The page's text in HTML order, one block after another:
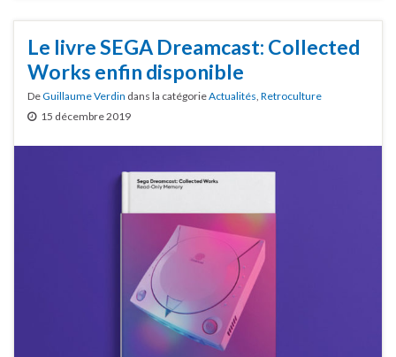
Le livre SEGA Dreamcast: Collected
Works enfin disponible
DeGuillaume Verdin dans la catégorieActualités, Retroculture
15 décembre 2019